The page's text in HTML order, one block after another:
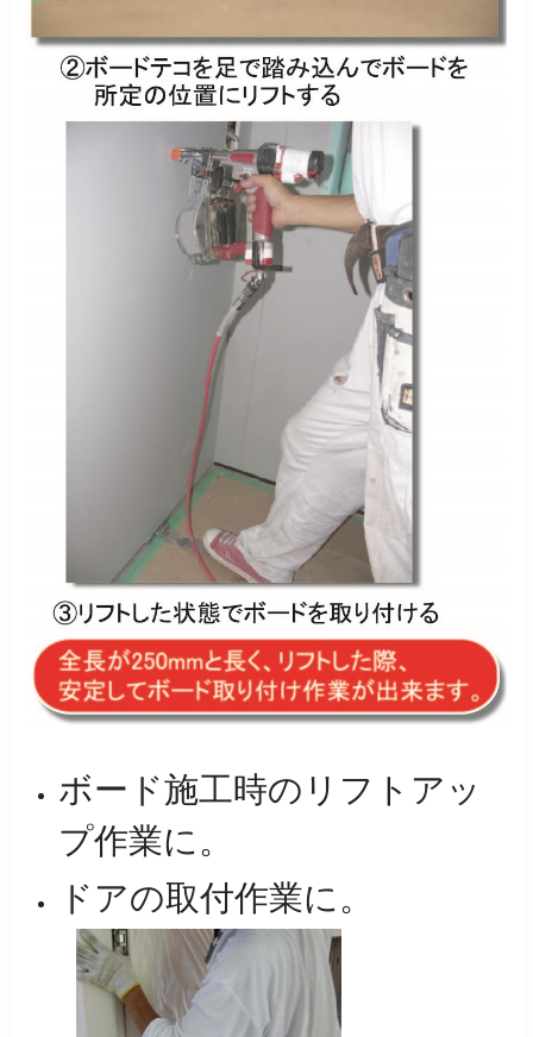
ボード施工時のリフトアッ
プ作業に。
ドアの取付作業に。